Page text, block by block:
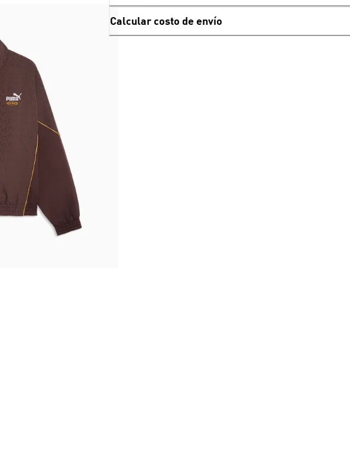
Calcular costo de envío